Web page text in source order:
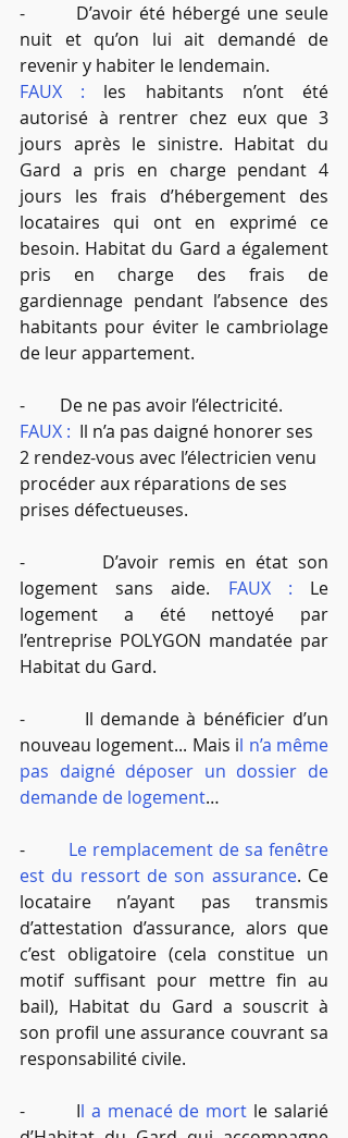
-        D’avoir été hébergé une seule
nuit et qu’on lui ait demandé de
revenir y habiter le lendemain.
FAUX : les habitants n’ont été
autorisé à rentrer chez eux que 3
jours après le sinistre. Habitat du
Gard a pris en charge pendant 4
jours les frais d’hébergement des
locataires qui ont en exprimé ce
besoin. Habitat du Gard a également
pris en charge des frais de
gardiennage pendant l’absence des
habitants pour éviter le cambriolage
de leur appartement.
-        De ne pas avoir l’électricité.
FAUX :
  Il n’a pas daigné honorer ses
2 rendez-vous avec l’électricien venu
procéder aux réparations de ses
prises défectueuses.
-        D’avoir remis en état son
logement sans aide. FAUX : Le
logement a été nettoyé par
l’entreprise POLYGON mandatée par
Habitat du Gard.
-        Il demande à bénéficier d’un
nouveau logement... Mais il n’a même
pas daigné déposer un dossier de
demande de logement…
- Le remplacement de sa fenêtre
est du ressort de son assurance. Ce
locataire n’ayant pas transmis
d’attestation d’assurance, alors que
c’est obligatoire (cela constitue un
motif suffisant pour mettre fin au
bail), Habitat du Gard a souscrit à
son profil une assurance couvrant sa
responsabilité civile.
-        Il a menacé de mort le salarié